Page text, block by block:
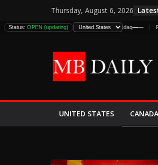
to
content
Thursday, August 6, 2026
Status: OPEN (updating)
DJIA—— S&P 500— — Nasdaq —— Russell
UNITED STATES CANADA